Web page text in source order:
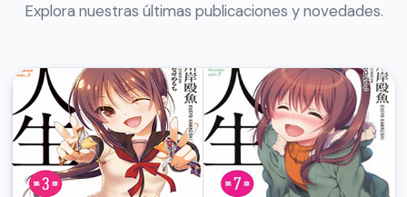
Explora nuestras últimas publicaciones y novedades.